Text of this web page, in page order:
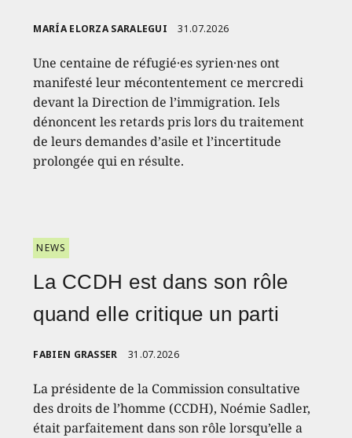
MARÍA ELORZA SARALEGUI 31.07.2026
Une centaine de réfugié·es syrien·nes ont
manifesté leur mécontentement ce mercredi
devant la Direction de l’immigration. Iels
dénoncent les retards pris lors du traitement
de leurs demandes d’asile et l’incertitude
prolongée qui en résulte.
NEWS
La CCDH est dans son rôle
quand elle critique un parti
FABIEN GRASSER 31.07.2026
La présidente de la Commission consultative
des droits de l’homme (CCDH), Noémie Sadler,
était parfaitement dans son rôle lorsqu’elle a